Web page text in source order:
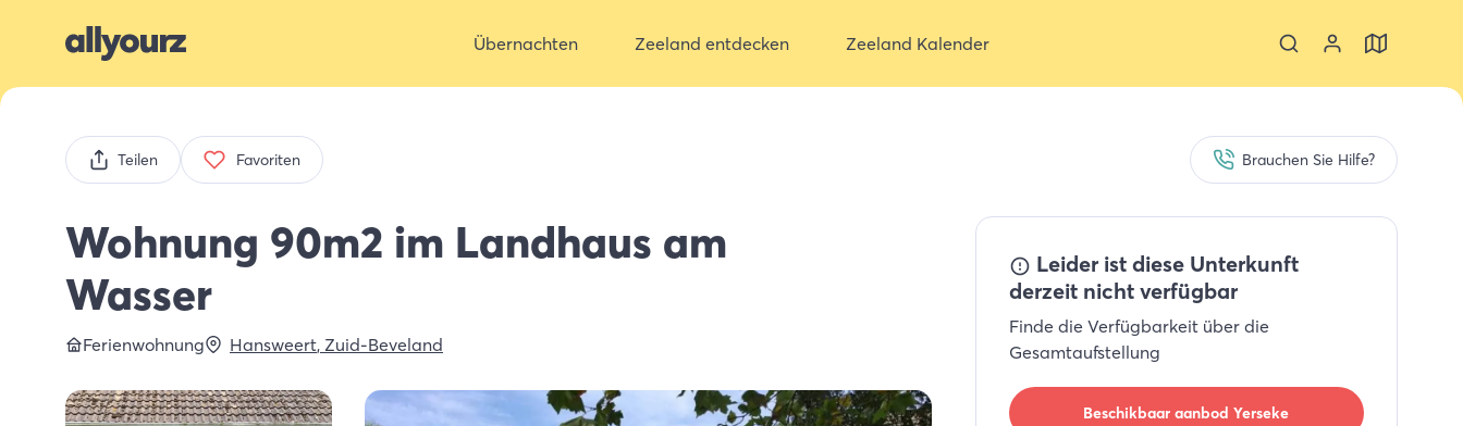
Übernachten Zeeland entdecken Zeeland Kalender
Teilen Favoriten Brauchen Sie Hilfe?
Wohnung 90m2 im Landhaus am
Wasser
Ferienwohnung Hansweert, Zuid-Beveland
Leider ist diese Unterkunft
derzeit nicht verfügbar
Finde die Verfügbarkeit über die
Gesamtaufstellung
Beschikbaar aanbod Yerseke